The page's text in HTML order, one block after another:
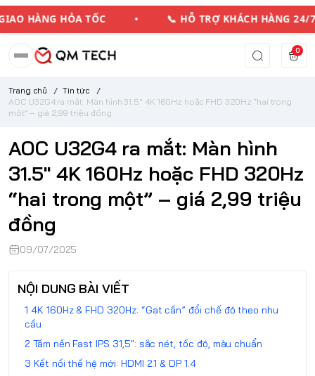
HÀNG HỎA TỐC • 📞 HỖ TRỢ KHÁCH
0
Trang chủ / Tin tức
/
AOC U32G4 ra mắt: Màn hình 31.5" 4K 160Hz hoặc FHD 320Hz “hai trong
một” – giá 2,99 triệu đồng
AOC U32G4 ra mắt: Màn hình
31.5" 4K 160Hz hoặc FHD 320Hz
“hai trong một” – giá 2,99 triệu
đồng
09/07/2025
NỘI DUNG BÀI VIẾT
4K 160Hz & FHD 320Hz: “Gạt cần” đổi chế độ theo nhu
cầu
Tấm nền Fast IPS 31,5″: sắc nét, tốc độ, màu chuẩn
Kết nối thế hệ mới: HDMI 2.1 & DP 1.4